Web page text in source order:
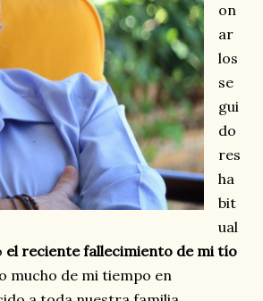
on
ar
los
se
gui
do
res
ha
bit
ual
el reciente fallecimiento de mi tío
mucho de mi tiempo en